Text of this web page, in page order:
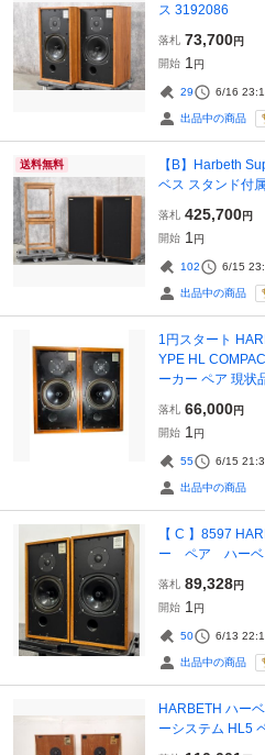
ス 3192086
落札 73,700円
開始 1 円
29 6/16
出品中の商品
送料無料
【B】Harbeth
ベス スタンド付
落札 425,700円
開始 1 円
102 6/15
出品中の商品
1円スタート
YPE HL
ーカー ペア 現状
落札 66,000円
開始 1 円
55 6/15
出品中の商品
【 C 】8597
ー ペア ハー
落札 89,328円
開始 1 円
50 6/13
出品中の商品
HARBETH ハー
ーシステム HL5